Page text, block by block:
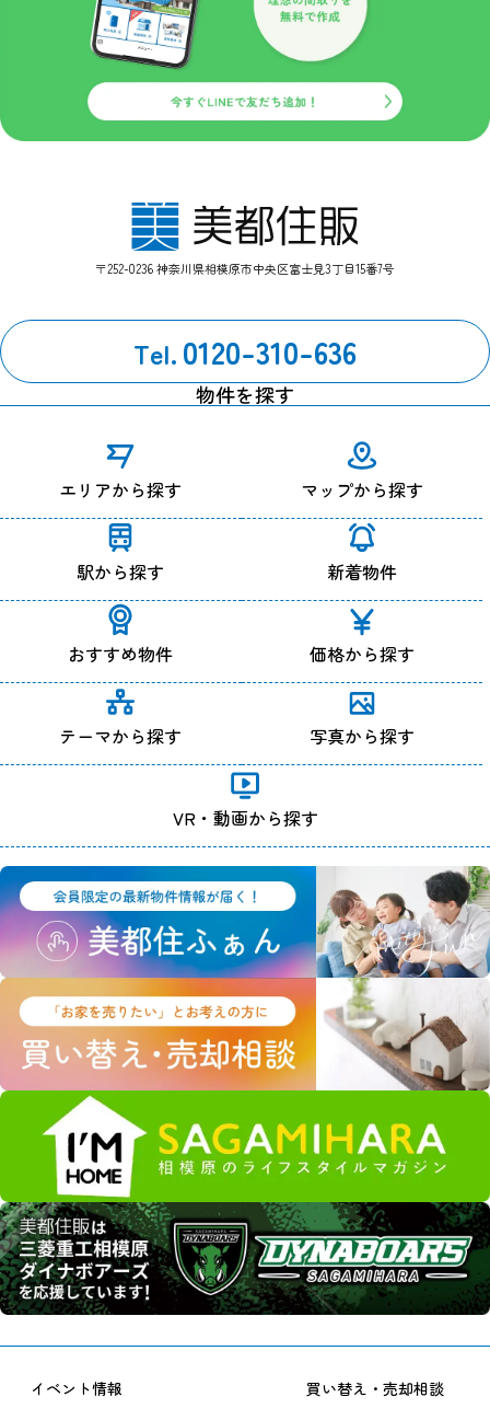
〒252-0236 神奈川県相模原市中央区富士見3丁目15番7号
Tel. 0120-310-636
物件を探す
エリアから探す マップから探す
駅から探す 新着物件
おすすめ物件 価格から探す
テーマから探す 写真から探す
VR・動画から探す
イベント情報 買い替え・売却相談